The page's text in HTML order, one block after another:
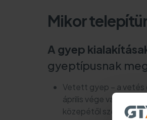
Mikor
A gyep
gyeptípusnak
Vetett gyep – a vetés
április vége vagy
közepétől